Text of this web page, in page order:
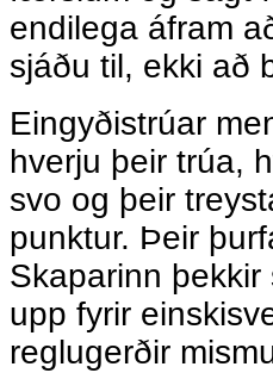
endilega áfram
sjáðu til, ekki að
Eingyðistrúar
hverju þeir trúa,
svo og þeir
punktur. Þeir
Skaparinn
upp fyrir
reglugerðir